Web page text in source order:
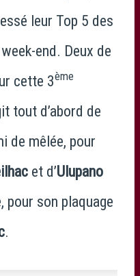
leur Top 5 des
end. Deux de
cette 3ème
tout d’abord de
de mêlée, pour
et d’Ulupano
pour son plaquage
.